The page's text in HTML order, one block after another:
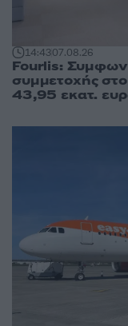
14:4307.08.26
Fourlis:
συμμετοχής
43,95 εκατ.